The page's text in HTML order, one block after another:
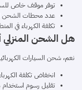
توفر موقف خاص
عدد محطات الشحن
تكلفة الكهرباء في
هل الشحن المنزلي
نعم، شحن السيارات
انخفاض تكلفة
تقليل رسوم